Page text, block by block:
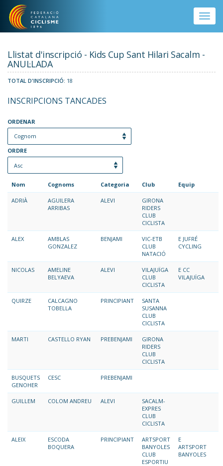
Vés al contingut
Toggle
Llistat d'inscripció - Kids Cup Sant Hilari Sacalm -
ANUL·LADA
TOTAL D'INSCRIPCIÓ: 18
INSCRIPCIONS TANCADES
ORDENAR
ORDRE
Nom Cognoms Categoria Club Equip
ADRIÀ
AGUILERA
ARRIBAS
ALEVI
GIRONA
RIDERS
CLUB
CICLISTA
ALEX
AMBLAS
GONZALEZ
BENJAMI
VIC-ETB
CLUB
NATACIÓ
E JUFRÉ
CYCLING
NICOLAS
AMELINE
BELYAEVA
ALEVI
VILAJUÏGA
CLUB
CICLISTA
E CC
VILAJUÏGA
QUIRZE
CALCAGNO
TOBELLA
PRINCIPIANT
SANTA
SUSANNA
CLUB
CICLISTA
MARTI CASTELLO RYAN PREBENJAMI
GIRONA
RIDERS
CLUB
CICLISTA
BUSQUETS
GENOHER
CESC PREBENJAMI
GUILLEM COLOM ANDREU ALEVI
SACALM-
EXPRES
CLUB
CICLISTA
ALEIX
ESCODA
BOQUERA
PRINCIPIANT
ARTSPORT
BANYOLES
CLUB
ESPORTIU
E
ARTSPORT
BANYOLES